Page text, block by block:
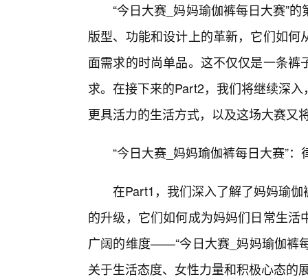
“今日大赛_妈妈瑜伽裤每日大赛”
版型、功能和设计上的革新，它们如
面需求的时尚单品。这不仅仅是一条
求。在接下来的Part2，我们将继续深
更具活力的生活方式，以及这场大赛又
“今日大赛_妈妈瑜伽裤每日大赛”
在Part1，我们深入了解了妈妈瑜
的升级，它们如何成为妈妈们日常生
广阔的维度——“今日大赛_妈妈瑜伽裤
关于生活态度、女性力量和积极心态的